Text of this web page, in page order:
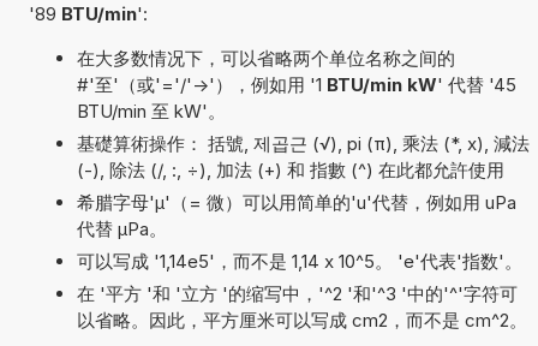
'89 BTU/min':
在大多数情况下，可以省略两个单位名称之间的
#'至'（或'='/'->'），例如用 '1 BTU/min kW' 代替 '45
BTU/min 至 kW'。
基礎算術操作： 括號, 제곱근 (√), pi (π), 乘法 (*, x), 減法
(-), 除法 (/, :, ÷), 加法 (+) 和 指數 (^) 在此都允許使用
希腊字母'µ'（= 微）可以用简单的'u'代替，例如用 uPa
代替 µPa。
可以写成 '1,14e5'，而不是 1,14 x 10^5。 'e'代表'指数'。
在 '平方 '和 '立方 '的缩写中，'^2 '和'^3 '中的'^'字符可
以省略。因此，平方厘米可以写成 cm2，而不是 cm^2。